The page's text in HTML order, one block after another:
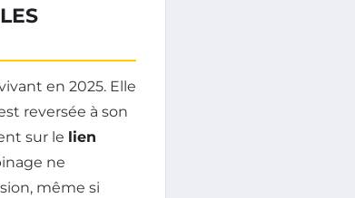
en 2025. Elle
reversée à son
sur le lien
ne
même si